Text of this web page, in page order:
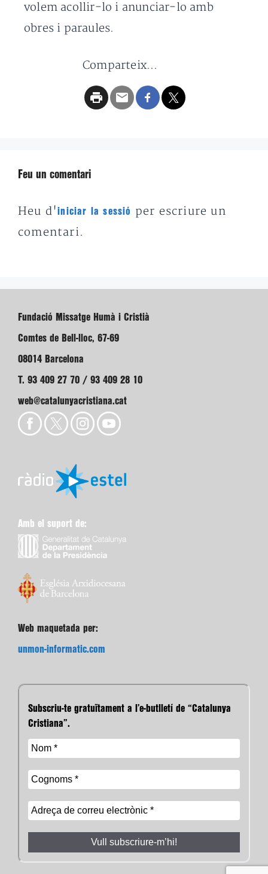
volem acollir-lo i anunciar-lo amb
obres i paraules.
Comparteix...
Feu un comentari
Heu d'iniciar la sessió
per escriure un
comentari.
Fundació Missatge Humà i Cristià
Comtes de Bell-lloc, 67-69
08014 Barcelona
T. 93 409 27 70 / 93 409 28 10
web@catalunyacristiana.cat
Amb el suport de:
Web maquetada per:
unmon-informatic.com
Subscriu-te gratuïtament a l’e-butlletí de “Catalunya
Cristiana”.